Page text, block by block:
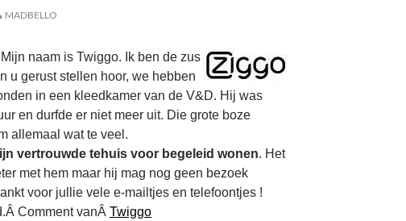
MADBELLO
Mijn naam is Twiggo. Ik ben de zus
u gerust stellen hoor, we hebben
in een kleedkamer van de V&D. Hij was
en durfde er niet meer uit. Die grote boze
allemaal wat te veel.
vertrouwde tehuis voor begeleid wonen. Het
met hem maar hij mag nog geen bezoek
voor jullie vele e-mailtjes en telefoontjes !
Comment vanÂ Twiggo